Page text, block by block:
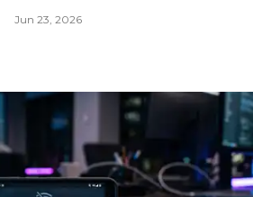
Jun 23, 2026